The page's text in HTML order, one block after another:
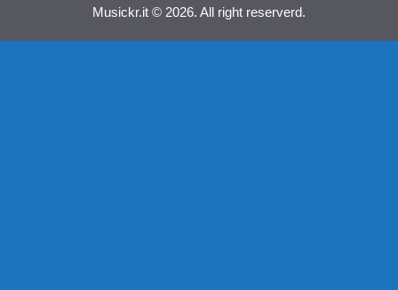
Musickr.it © 2026. All right reserverd.